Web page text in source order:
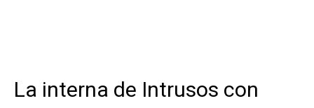
La interna de Intrusos con